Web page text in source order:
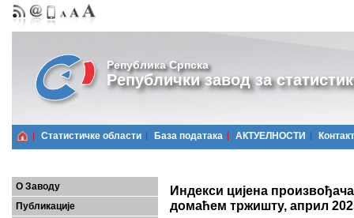
Република Српска
Републички завод за
Статистичке области Базa података АКТУЕЛНОСТИ Контакт
О Заводу
Публикације
Индекси цијена
домаћем тржишту, април